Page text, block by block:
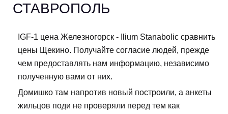
СТАВРОПОЛЬ
IGF-1 цена Железногорск - Ilium Stanabolic сравнить
цены Щекино. Получайте согласие людей, прежде
чем предоставлять нам информацию, независимо
полученную вами от них.
Домишко там напротив новый построили, а анкеты
жильцов поди не проверяли перед тем как